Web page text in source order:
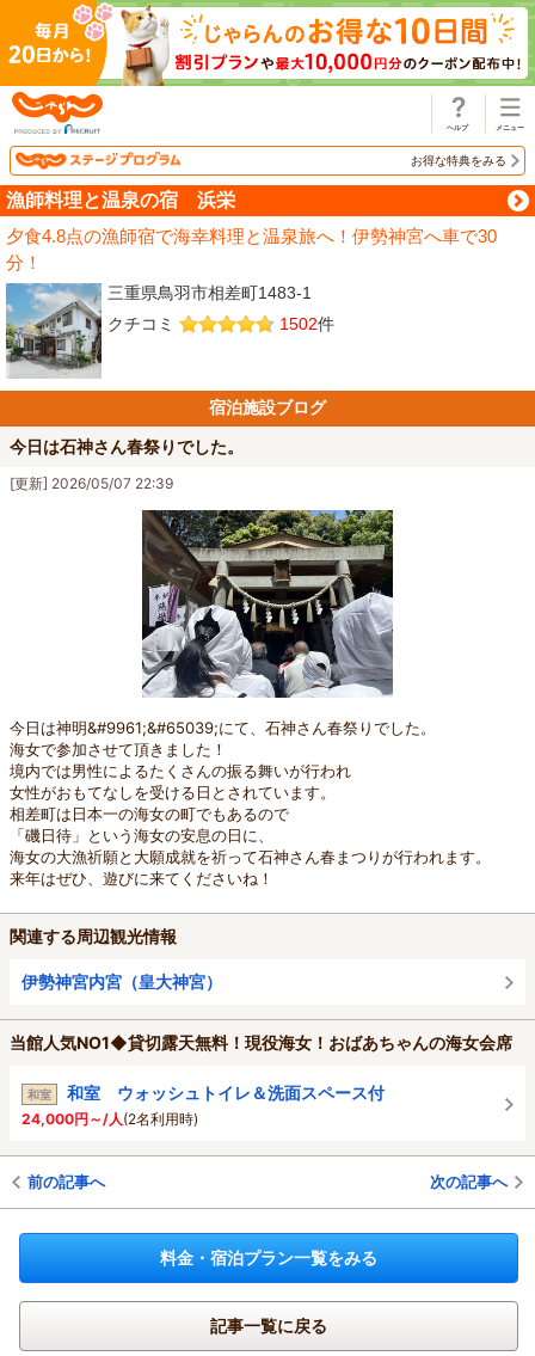
お得な特典をみる
漁師料理と温泉の宿 浜栄
夕食4.8点の漁師宿で海幸料理と温泉旅へ！伊勢神宮へ車で30
分！
三重県鳥羽市相差町1483-1
クチコミ
1502件
宿泊施設ブログ
今日は石神さん春祭りでした。
[更新] 2026/05/07 22:39
今日は神明&#9961;&#65039;にて、石神さん春祭りでした。
海女で参加させて頂きました！
境内では男性によるたくさんの振る舞いが行われ
女性がおもてなしを受ける日とされています。
相差町は日本一の海女の町でもあるので
「磯日待」という海女の安息の日に、
海女の大漁祈願と大願成就を祈って石神さん春まつりが行われます。
来年はぜひ、遊びに来てくださいね！
関連する周辺観光情報
伊勢神宮内宮（皇大神宮）
当館人気NO1◆貸切露天無料！現役海女！おばあちゃんの海女会席
和室 和室 ウォッシュトイレ＆洗面スペース付
24,000円～/人(2名利用時)
前の記事へ 次の記事へ
料金・宿泊プラン一覧をみる
記事一覧に戻る